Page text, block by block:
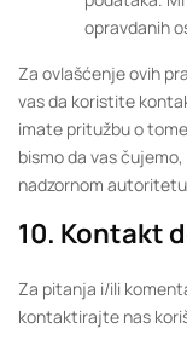
opravdanih
Za ovlašćenje ovih
vas da koristite
imate pritužbu o
bismo da vas
nadzornom
10. Kontakt
Za pitanja i/ili
kontaktirajte nas